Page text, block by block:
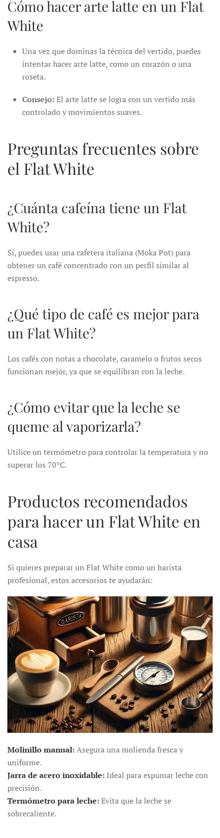
Cómo hacer arte latte en un Flat
White
Una vez que dominas la técnica del vertido, puedes
intentar hacer arte latte, como un corazón o una
roseta.
Consejo:El arte latte se logra con un vertido más
controlado y movimientos suaves.
Preguntas frecuentes sobre
el Flat White
¿Cuánta cafeína tiene un Flat
White?
Sí, puedes usar una cafetera italiana (Moka Pot) para
obtener un café concentrado con un perfil similar al
espresso.
¿Qué tipo de café es mejor para
un Flat White?
Los cafés con notas a chocolate, caramelo o frutos secos
funcionan mejor, ya que se equilibran con la leche.
¿Cómo evitar que la leche se
queme al vaporizarla?
Utilice un termómetro para controlar la temperatura y no
superar los 70°C.
Productos recomendados
para hacer un Flat White en
casa
Si quieres preparar un Flat White como un barista
profesional, estos accesorios te ayudarán:
Molinillo manual:Asegura una molienda fresca y
uniforme.
Jarra de acero inoxidable: Ideal para espumar leche con
precisión.
Termómetro para leche:Evita que la leche se
sobrecaliente.